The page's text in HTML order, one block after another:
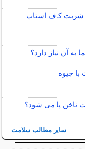
کاف استاپ
به آن نیاز دارد؟
با جیوه
ناخن پا می شود؟
سایر مطالب سلامت